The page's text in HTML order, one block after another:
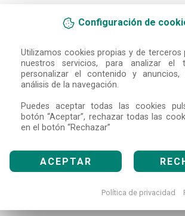
Configuración de
Utilizamos cookies propias y de terceros
nuestros servicios, para analizar el
personalizar el contenido y anuncios,
análisis de la navegación.
Puedes aceptar todas las cookies
botón “Aceptar”, rechazar todas las
en el botón “Rechazar”
ACEPTAR
Política de privacidad